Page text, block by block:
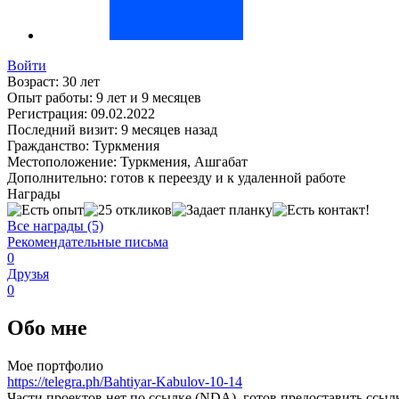
Войти
Возраст: 30 лет
Опыт работы: 9 лет и 9 месяцев
Регистрация: 09.02.2022
Последний визит: 9 месяцев назад
Гражданство: Туркмения
Местоположение: Туркмения, Ашгабат
Дополнительно: готов к переезду и к удаленной работе
Награды
Все награды (5)
Рекомендательные письма
0
Друзья
0
Обо мне
Мое портфолио
https://telegra.ph/Bahtiyar-Kabulov-10-14